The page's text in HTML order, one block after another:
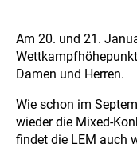
Am 20. und 21.
Damen und Herren.
Wie schon im
wieder die Mixed-
findet die LEM auch